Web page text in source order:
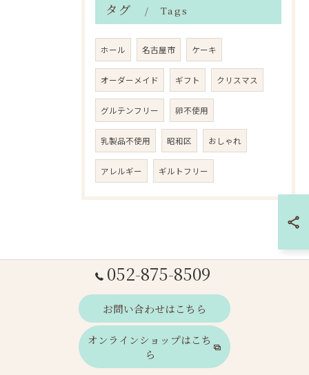
タグ Tags
ホール 名古屋市 ケーキ
オーダーメイド ギフト クリスマス
グルテンフリー 卵不使用
乳製品不使用 昭和区 おしゃれ
アレルギー ギルトフリー
052-875-8509
お問い合わせはこちら
オンラインショップはこち
ら